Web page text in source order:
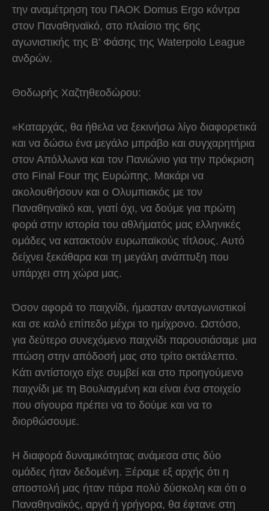
την αναμέτρηση του ΠΑΟΚ Domus Ergo κόντρα
στον Παναθηναϊκό, στο πλαίσιο της 6ης
αγωνιστικής της Β’ Φάσης της Waterpolo League
ανδρών.
Θοδωρής Χαζτηθεοδώρου:
«Καταρχάς, θα ήθελα να ξεκινήσω λίγο διαφορετικά
και να δώσω ένα μεγάλο μπράβο και συγχαρητήρια
στον Απόλλωνα και τον Πανιώνιο για την πρόκριση
στο Final Four της Ευρώπης. Μακάρι να
ακολουθήσουν και ο Ολυμπιακός με τον
Παναθηναϊκό και, γιατί όχι, να δούμε για πρώτη
φορά στην ιστορία του αθλήματός μας ελληνικές
ομάδες να κατακτούν ευρωπαϊκούς τίτλους. Αυτό
δείχνει ξεκάθαρα και τη μεγάλη ανάπτυξη που
υπάρχει στη χώρα μας.
Όσον αφορά το παιχνίδι, ήμασταν ανταγωνιστικοί
και σε καλό επίπεδο μέχρι το ημίχρονο. Ωστόσο,
για δεύτερο συνεχόμενο παιχνίδι παρουσιάσαμε μια
πτώση στην απόδοσή μας στο τρίτο οκτάλεπτο.
Κάτι αντίστοιχο είχε συμβεί και στο προηγούμενο
παιχνίδι με τη Βουλιαγμένη και είναι ένα στοιχείο
που σίγουρα πρέπει να το δούμε και να το
διορθώσουμε.
Η διαφορά δυναμικότητας ανάμεσα στις δύο
ομάδες ήταν δεδομένη. Ξέραμε εξ αρχής ότι η
αποστολή μας ήταν πάρα πολύ δύσκολη και ότι ο
Παναθηναϊκός, αργά ή γρήγορα, θα έφτανε στη